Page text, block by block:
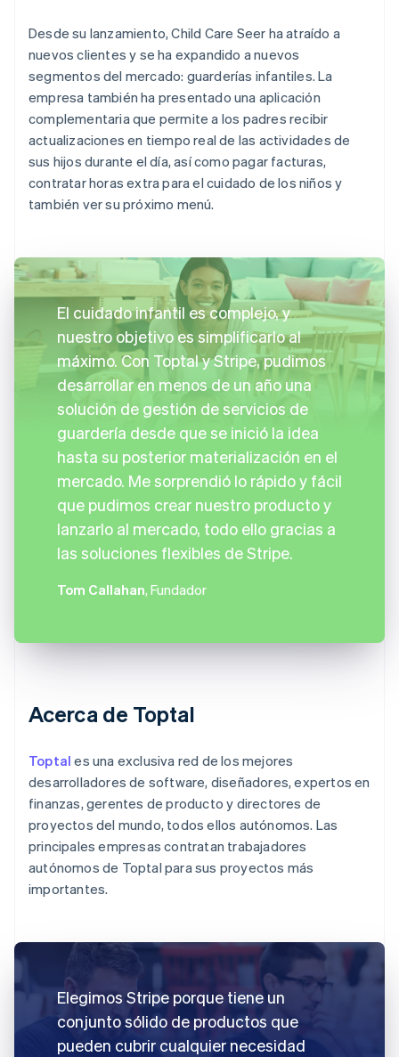
Desde su lanzamiento, Child Care Seer ha atraído a
nuevos clientes y se ha expandido a nuevos
segmentos del mercado: guarderías infantiles. La
empresa también ha presentado una aplicación
complementaria que permite a los padres recibir
actualizaciones en tiempo real de las actividades de
sus hijos durante el día, así como pagar facturas,
contratar horas extra para el cuidado de los niños y
también ver su próximo menú.
El cuidado infantil es complejo, y
nuestro objetivo es simplificarlo al
máximo. Con Toptal y Stripe, pudimos
desarrollar en menos de un año una
solución de gestión de servicios de
guardería desde que se inició la idea
hasta su posterior materialización en el
mercado. Me sorprendió lo rápido y fácil
que pudimos crear nuestro producto y
lanzarlo al mercado, todo ello gracias a
las soluciones flexibles de Stripe.
Tom Callahan, Fundador
Acerca de Toptal
Toptal es una exclusiva red de los mejores
desarrolladores de software, diseñadores, expertos en
finanzas, gerentes de producto y directores de
proyectos del mundo, todos ellos autónomos. Las
principales empresas contratan trabajadores
autónomos de Toptal para sus proyectos más
importantes.
Elegimos Stripe porque tiene un
conjunto sólido de productos que
pueden cubrir cualquier necesidad